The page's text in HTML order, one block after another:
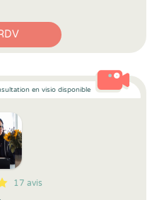
en visio disponible
17 avis